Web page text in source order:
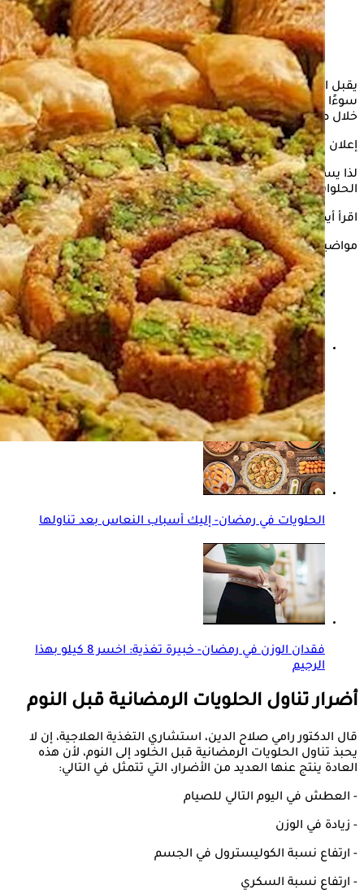
يقبل البعض على تناول الحلويات الرمضانية في مواعيد تزيد الأمر
سوءًا من حيث زيادة في الوزن، أو التسبب في العطش الشديد
خلال صيام اليوم التالي خلال شهر رمضان الكريم.
إعلان
لذا يستعرض "الكونسلتو" في السطور التالية، أضرار تناول
الحلوايت الرمضانية قبل الخلود إلى النوم.
اقرأ أيضًا:فئات ممنوعة من تناول حلويات رمضان
مواضيع ذات صلة
خفقان القلب بعد تناول السكريات- لماذا يحدث ذلك مع
حلويات رمضان؟
الحلويات في رمضان- إليك أسباب النعاس بعد تناولها
فقدان الوزن في رمضان- خبيرة تغذية: اخسر 8 كيلو بهذا
الرجيم
أضرار تناول الحلويات الرمضانية قبل النوم
قال الدكتور رامي صلاح الدين، استشاري التغذية العلاجية، إن لا
يحبذ تناول الحلويات الرمضانية قبل الخلود إلى النوم، لأن هذه
العادة ينتج عنها العديد من الأضرار، التي تتمثل في التالي:
- العطش في اليوم التالي للصيام
- زيادة في الوزن
- ارتفاع نسبة الكوليسترول في الجسم
- ارتفاع نسبة السكري